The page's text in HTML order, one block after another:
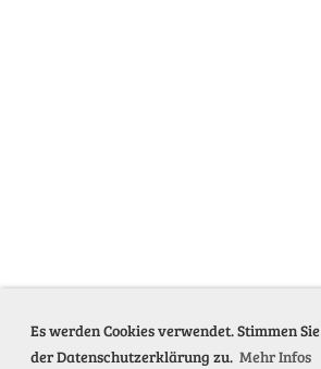
Es werden Cookies verwendet. Stimmen Sie
der Datenschutzerklärung zu. Mehr Infos